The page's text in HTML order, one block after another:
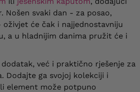
Nošen svaki dan - za posao,
će čak i najjednostavniju
a u hladnijim danima pružit će i
već i praktično rješenje za
Dodajte ga svojoj kolekciji i
element može potpuno